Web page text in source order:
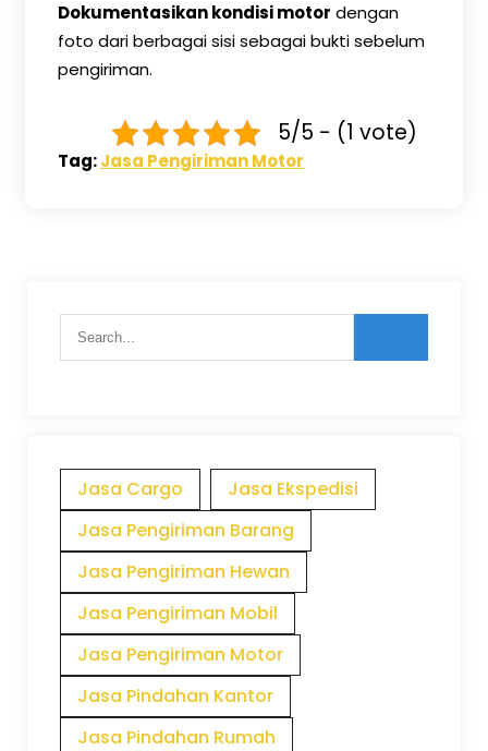
Dokumentasikan kondisi motor dengan
foto dari berbagai sisi sebagai bukti sebelum
pengiriman.
5/5 - (1 vote)
Tag:Jasa Pengiriman Motor
Jasa Cargo
Jasa Ekspedisi
Jasa Pengiriman Barang
Jasa Pengiriman Hewan
Jasa Pengiriman Mobil
Jasa Pengiriman Motor
Jasa Pindahan Kantor
Jasa Pindahan Rumah